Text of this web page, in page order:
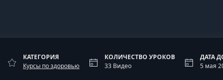
КАТЕГОРИЯ
Курсы по здоровью
КОЛИЧЕСТВО УРОКОВ
33 Видео
ДАТА
5 мая